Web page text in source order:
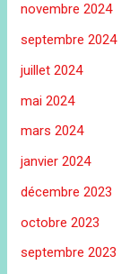
novembre 2024
septembre 2024
juillet 2024
mai 2024
mars 2024
janvier 2024
décembre 2023
octobre 2023
septembre 2023